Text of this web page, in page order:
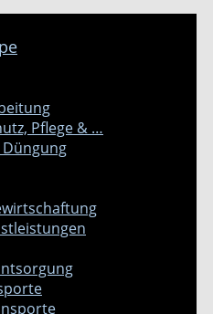
Pflege & …